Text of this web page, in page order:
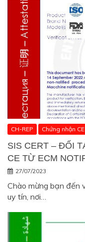
CH-REP Chứng nhận
SIS CERT – ĐỐI
CE TỪ ECM
27/07/2023
Chào mừng bạn đến
uy tín, nơi…